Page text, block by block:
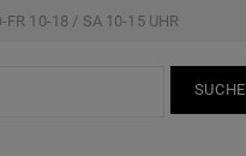
FR 10-18 / SA 10-15 UHR
SUCHE